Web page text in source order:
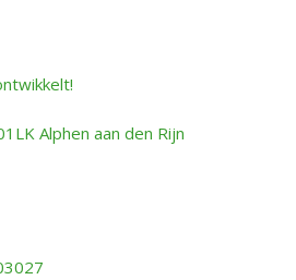
Alphen aan den Rijn